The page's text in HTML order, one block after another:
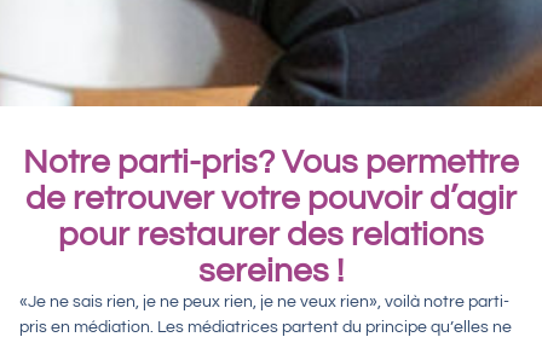
Notre parti-pris? Vous permettre
de retrouver votre pouvoir d’agir
pour restaurer des relations
sereines !
«Je ne sais rien, je ne peux rien, je ne veux rien», voilà notre parti-
pris en médiation. Les médiatrices partent du principe qu’elles ne